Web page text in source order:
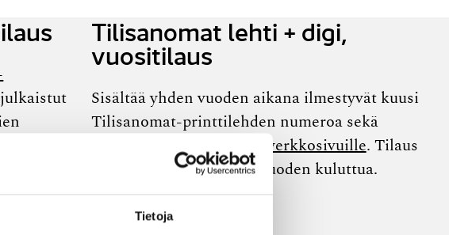
Tietoja
Tilisanomat lehti + digi,
vuositilaus
Sisältää yhden vuoden aikana ilmestyvät kuusi
Tilisanomat-​printtilehden numeroa sekä
tilisanomat.fi-verkkosivuille. Tilaus
päättyy automaattisesti vuoden kuluttua.